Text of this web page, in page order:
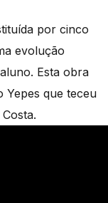
por cinco
evolução
Esta obra
Yepes que teceu